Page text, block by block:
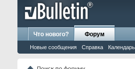
Что нового? Форум
Новые сообщения Справка Календарь